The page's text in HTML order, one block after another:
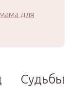
для
Судьбы